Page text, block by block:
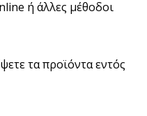
ή άλλες μέθοδοι
τα προϊόντα εντός